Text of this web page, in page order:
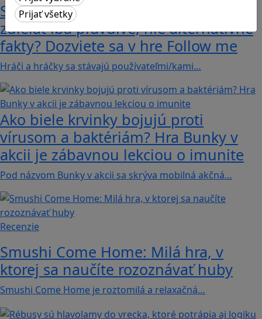
Stanete sa influencerom, keď budete
zdieľať iba pravdivé, nie alternatívne
fakty? Dozviete sa v hre Follow me
Hráči a hráčky sa stávajú používateľmi/kami…
Ako biele krvinky bojujú proti
vírusom a baktériám? Hra Bunky v
akcii je zábavnou lekciou o imunite
Pod názvom Bunky v akcii sa skrýva mobilná akčná…
Recenzie
Smushi Come Home: Milá hra, v
ktorej sa naučíte rozoznávať huby
Smushi Come Home je roztomilá a relaxačná…